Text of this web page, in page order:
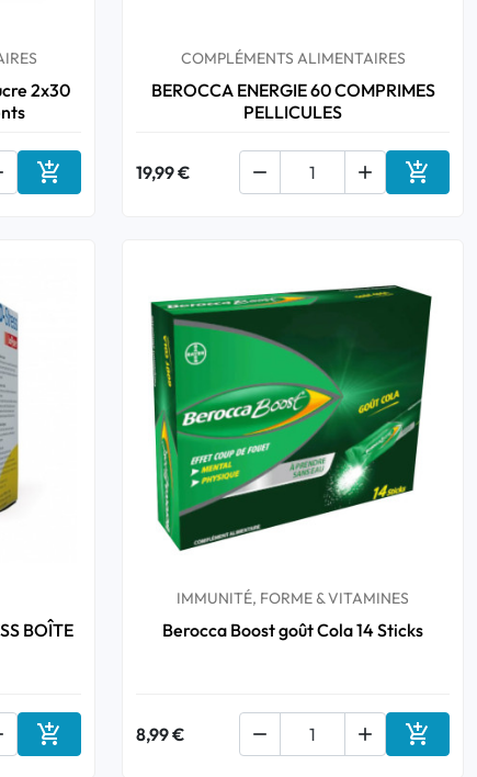
2x30
Ajouter au panier
COMPLÉMENTS ALIMENTAIRES
BEROCCA ENERGIE 60 COMPRIMES
PELLICULES
19,99 €   
BOÎTE
Ajouter au panier
IMMUNITÉ, FORME & VITAMINES
Berocca Boost goût Cola 14 Sticks
8,99 €   